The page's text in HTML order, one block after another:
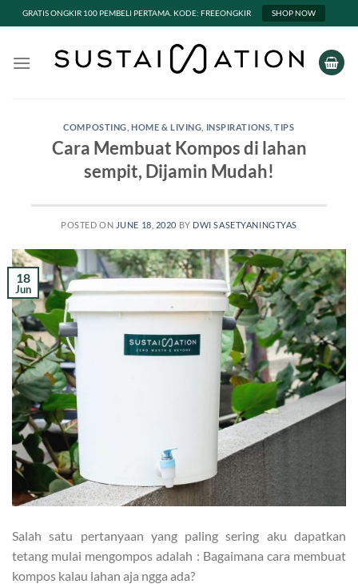
GRATIS ONGKIR 100 PEMBELI PERTAMA. KODE: FREEONGKIR SHOP NOW
COMPOSTING ,HOME & LIVING INSPIRATIONS ,TIPS
Cara Membuat Kompos di lahan
sempit, Dijamin Mudah!
POSTED ON JUNE 18, 2020 BY DWI SASETYANINGTYAS
18
Jun
Salah satu pertanyaan yang paling sering aku dapatkan
tetang mulai mengompos adalah : Bagaimana cara membuat
kompos kalau lahan aja ngga ada?